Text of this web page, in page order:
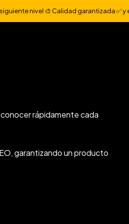
nivel 🎨 Calidad garantizada ✅ y
VINK 20 UNI
un sistema de membrana
rápidamente cada
garantizando un producto